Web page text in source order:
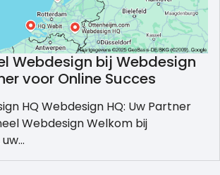
Webdesign bij Webdesign
voor Online Succes
HQ Webdesign HQ: Uw Partner
Webdesign Welkom bij